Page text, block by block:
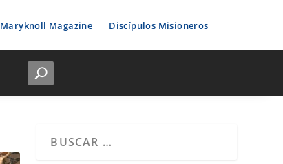
Maryknoll Magazine Discípulos Misioneros